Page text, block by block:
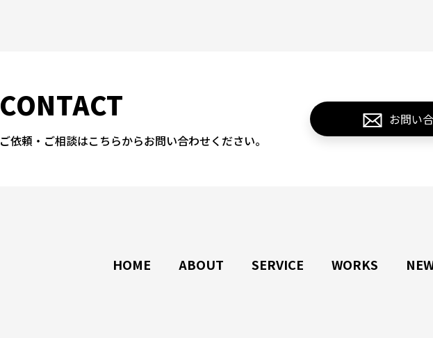
CONTACT
ご依頼・ご相談はこちらからお問い合わせください。
お問い
HOME ABOUT SERVICE WORKS